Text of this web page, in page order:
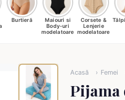
Burtieră
Maiouri si
Body-uri
modelatoare
Corsete &
Lenjerie
modelatoare
Acasă Femei
Pijama